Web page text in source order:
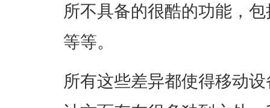
所不具备的很酷的功能，
等等。
所有这些差异都使得移动